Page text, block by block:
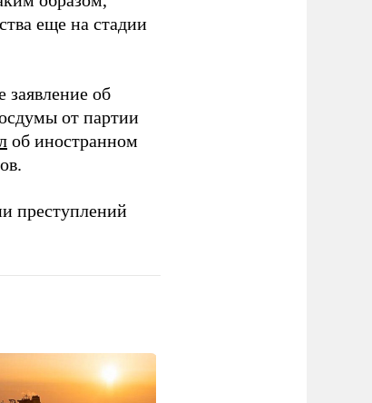
еще на стадии
заявление об
от партии
об иностранном
преступлений